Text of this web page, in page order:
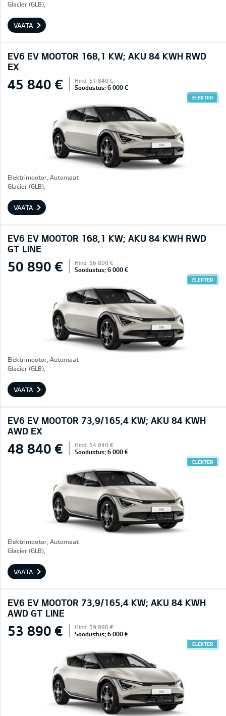
Glacier (GLB),
VAATA
EV6 EV MOOTOR 168,1 KW; AKU 84 KWH RWD
EX
45 840 € Hind: 51 840 €
Soodustus: 6 000 €
ELEKTER
Elektrimootor, Automaat
Glacier (GLB),
VAATA
EV6 EV MOOTOR 168,1 KW; AKU 84 KWH RWD
GT LINE
50 890 € Hind: 56 890 €
Soodustus: 6 000 €
ELEKTER
Elektrimootor, Automaat
Glacier (GLB),
VAATA
EV6 EV MOOTOR 73,9/165,4 KW; AKU 84 KWH
AWD EX
48 840 € Hind: 54 840 €
Soodustus: 6 000 €
ELEKTER
Elektrimootor, Automaat
Glacier (GLB),
VAATA
EV6 EV MOOTOR 73,9/165,4 KW; AKU 84 KWH
AWD GT LINE
53 890 € Hind: 59 890 €
Soodustus: 6 000 €
ELEKTER